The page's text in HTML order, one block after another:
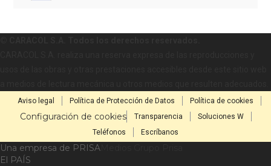
Aviso legal Política de Protección de Datos Política de cookies
Configuración de cookies Transparencia
Soluciones W
Teléfonos
Escríbanos
Una empresa de PRISA
El PAÍS